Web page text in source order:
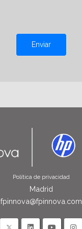
Enviar
Política de privacidad
Madrid
fpinnova@fpinnova.com